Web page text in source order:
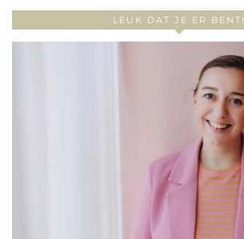
LEUK DAT JE ER BENT!